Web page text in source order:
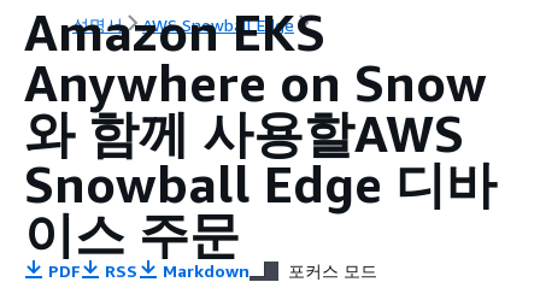
설명서 AWS Snowball Edge
Amazon EKS
Anywhere on Snow
와 함께 사용할AWS
Snowball Edge 디바
이스 주문
PDF RSS Markdown 포커스 모드